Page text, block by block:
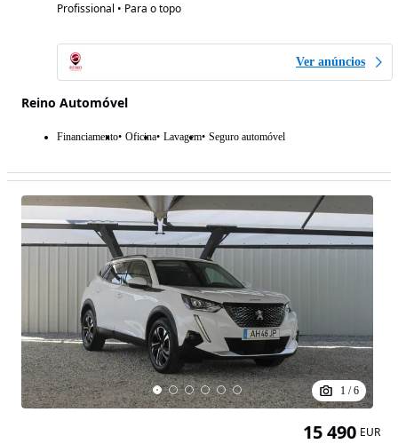
Profissional • Para o topo
Ver anúncios
Reino Automóvel
Financiamento Oficina Lavagem Seguro automóvel
1 /6
15 490 EUR